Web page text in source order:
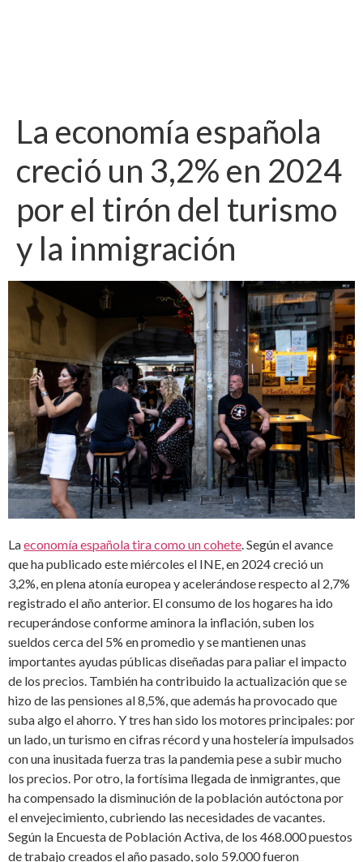
La economía española
creció un 3,2% en 2024
por el tirón del turismo
y la inmigración
Laeconomía española tira como un cohete. Según el avance
que ha publicado este miércoles el INE, en 2024 creció un
3,2%, en plena atonía europea y acelerándose respecto al 2,7%
registrado el año anterior. El consumo de los hogares ha ido
recuperándose conforme aminora la inflación, suben los
sueldos cerca del 5% en promedio y se mantienen unas
importantes ayudas públicas diseñadas para paliar el impacto
de los precios. También ha contribuido la actualización que se
hizo de las pensiones al 8,5%, que además ha provocado que
suba algo el ahorro. Y tres han sido los motores principales: por
un lado, un turismo en cifras récord y una hostelería impulsados
con una inusitada fuerza tras la pandemia pese a subir mucho
los precios. Por otro, la fortísima llegada de inmigrantes, que
ha compensado la disminución de la población autóctona por
el envejecimiento, cubriendo las necesidades de vacantes.
Según la Encuesta de Población Activa, de los 468.000 puestos
de trabajo creados el año pasado, solo 59.000 fueron